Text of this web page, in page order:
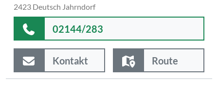
2423 Deutsch Jahrndorf
02144/283
Kontakt Route